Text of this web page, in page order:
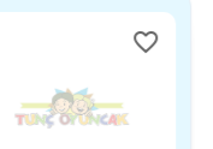
favorite_border